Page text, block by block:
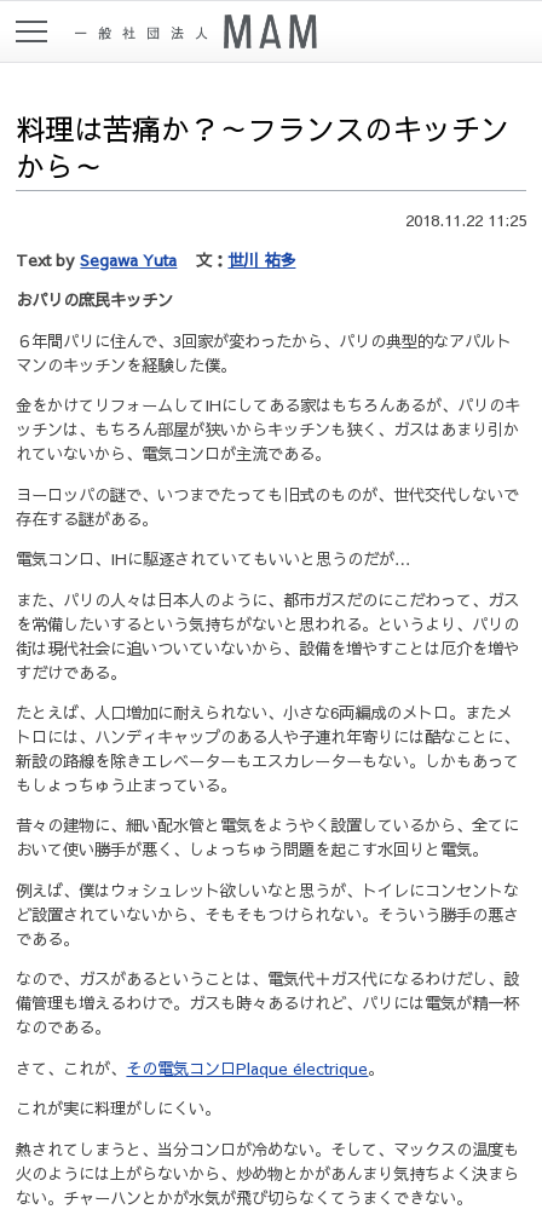
料理は苦痛か？～フランスのキッチン
から～
2018.11.22 11:25
Text bySegawa Yuta 文：世川 祐多
おパリの庶民キッチン
６年間パリに住んで、3回家が変わったから、パリの典型的なアパルト
マンのキッチンを経験した僕。
金をかけてリフォームしてIHにしてある家はもちろんあるが、パリのキ
ッチンは、もちろん部屋が狭いからキッチンも狭く、ガスはあまり引か
れていないから、電気コンロが主流である。
ヨーロッパの謎で、いつまでたっても旧式のものが、世代交代しないで
存在する謎がある。
電気コンロ、IHに駆逐されていてもいいと思うのだが…
また、パリの人々は日本人のように、都市ガスだのにこだわって、ガス
を常備したいするという気持ちがないと思われる。というより、パリの
街は現代社会に追いついていないから、設備を増やすことは厄介を増や
すだけである。
たとえば、人口増加に耐えられない、小さな6両編成のメトロ。またメ
トロには、ハンディキャップのある人や子連れ年寄りには酷なことに、
新設の路線を除きエレベーターもエスカレーターもない。しかもあって
もしょっちゅう止まっている。
昔々の建物に、細い配水管と電気をようやく設置しているから、全てに
おいて使い勝手が悪く、しょっちゅう問題を起こす水回りと電気。
例えば、僕はウォシュレット欲しいなと思うが、トイレにコンセントな
ど設置されていないから、そもそもつけられない。そういう勝手の悪さ
である。
なので、ガスがあるということは、電気代＋ガス代になるわけだし、設
備管理も増えるわけで。ガスも時々あるけれど、パリには電気が精一杯
なのである。
さて、これが、 その電気コンロPlaque électrique。
これが実に料理がしにくい。
熱されてしまうと、当分コンロが冷めない。そして、マックスの温度も
火のようには上がらないから、炒め物とかがあんまり気持ちよく決まら
ない。チャーハンとかが水気が飛び切らなくてうまくできない。